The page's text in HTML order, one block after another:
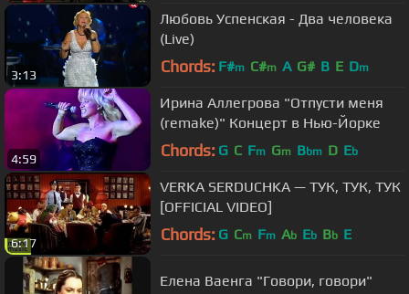
3:13
Любовь Успенская - Два человека
(Live)
Chords: F#m C#m A G# B E Dm
4:59
Ирина Аллегрова "Отпусти меня
(remake)" Концерт в Нью-Йорке
Chords: G C Fm Gm Bbm D Eb
6:17
VERKA SERDUCHKA — ТУК, ТУК, ТУК
[OFFICIAL VIDEO]
Chords: G Cm Fm Ab Eb Bb E
Елена Ваенга "Говори, говори"